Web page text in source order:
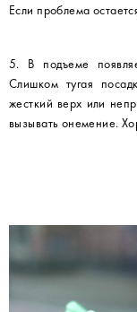
Если проблема
5. В подъеме
Слишком тугая
жесткий верх или
вызывать онемение.